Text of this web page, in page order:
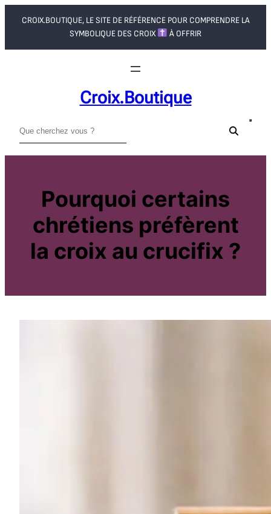
CROIX.BOUTIQUE, LE SITE DE RÉFÉRENCE POUR COMPRENDRE LA
SYMBOLIQUE DES CROIX
À OFFRIR
Croix.boutique
c
e
r
c
h
Pourquoi certains
chrétiens préfèrent
la croix au crucifix ?